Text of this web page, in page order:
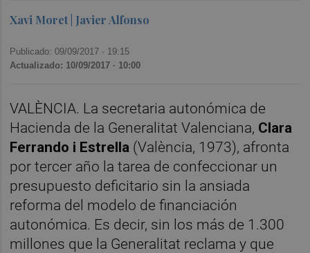
Xavi Moret | Javier Alfonso
Publicado: 09/09/2017 · 19:15
Actualizado: 10/09/2017 · 10:00
VALÈNCIA. La secretaria autonómica de
Hacienda de la Generalitat Valenciana, Clara
Ferrando i Estrella (València, 1973), afronta
por tercer año la tarea de confeccionar un
presupuesto deficitario sin la ansiada
reforma del modelo de financiación
autonómica. Es decir, sin los más de 1.300
millones que la Generalitat reclama y que